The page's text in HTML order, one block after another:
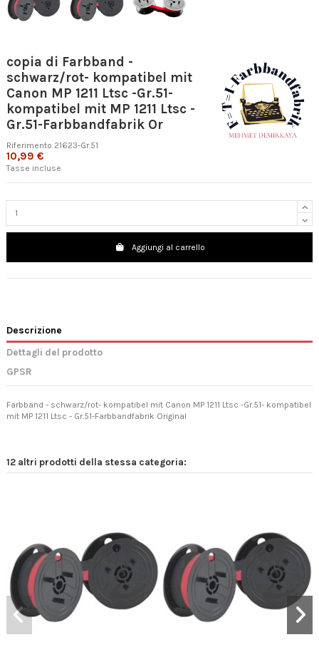
copia di Farbband -
schwarz/rot- kompatibel mit
Canon MP 1211 Ltsc -Gr.51-
kompatibel mit MP 1211 Ltsc -
Gr.51-Farbbandfabrik Or
Riferimento 21623-Gr.51
10,99 €
Tasse incluse
Aggiungi al carrello
Descrizione
Dettagli del prodotto
GPSR
Farbband - schwarz/rot- kompatibel mit Canon MP 1211 Ltsc -Gr.51- kompatibel
mit MP 1211 Ltsc - Gr.51-Farbbandfabrik Original
12 altri prodotti della stessa categoria: